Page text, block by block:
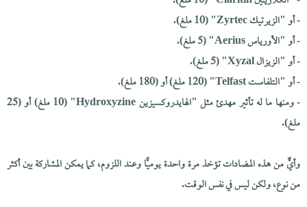
- أو "الزيرتيك Zyrtec" (10 ملغ).
- أو "الأورياس Aerius" (5 ملغ).
- أو "الزيزال Xyzal" (5 ملغ).
- أو "التلفاست Telfast" (120 ملغ) أو (180 ملغ).
- ومنها ما له تأثير مهدئ مثل "الهايدروكسيزين Hydroxyzine" (10 ملغ) أو (25
ملغ).
وأيٌّ من هذه المضادات تؤخذ مرة واحدة يوميًّا وعند اللزوم، كما يمكن المشاركة بين أكثر
من نوع، ولكن ليس في نفس الوقت.